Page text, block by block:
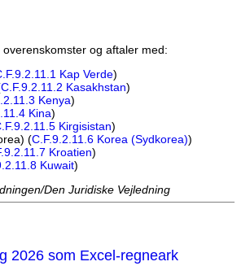
og aftaler med:
Kap Verde)
C.F.9.2.11.2 Kasakhstan)
Kenya)
Kina)
Kirgisistan)
(C.F.9.2.11.6 Korea (Sydkorea))
Kroatien)
Kuwait)
Den Juridiske Vejledning
2026 som Excel-regneark